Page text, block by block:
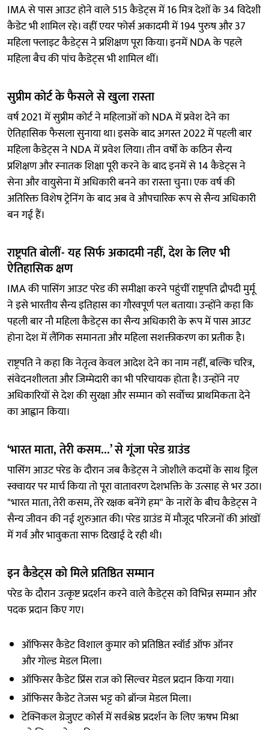
IMA से पास आउट होने वाले 515 कैडेट्स में 16 मित्र देशों के 34 विदेशी
कैडेट भी शामिल रहे। वहीं एयर फोर्स अकादमी में 194 पुरुष और 37
महिला फ्लाइट कैडेट्स ने प्रशिक्षण पूरा किया। इनमें NDA के पहले
महिला बैच की पांच कैडेट्स भी शामिल थीं।
सुप्रीम कोर्ट के फैसले से खुला रास्ता
वर्ष 2021 में सुप्रीम कोर्ट ने महिलाओं को NDA में प्रवेश देने का
ऐतिहासिक फैसला सुनाया था। इसके बाद अगस्त 2022 में पहली बार
महिला कैडेट्स ने NDA में प्रवेश लिया। तीन वर्षों के कठिन सैन्य
प्रशिक्षण और स्नातक शिक्षा पूरी करने के बाद इनमें से 14 कैडेट्स ने
सेना और वायुसेना में अधिकारी बनने का रास्ता चुना। एक वर्ष की
अतिरिक्त विशेष ट्रेनिंग के बाद अब वे औपचारिक रूप से सैन्य अधिकारी
बन गई हैं।
राष्ट्रपति बोलीं- यह सिर्फ अकादमी नहीं, देश के लिए भी
ऐतिहासिक क्षण
IMA की पासिंग आउट परेड की समीक्षा करने पहुंचीं राष्ट्रपति द्रौपदी मुर्मू
ने इसे भारतीय सैन्य इतिहास का गौरवपूर्ण पल बताया। उन्होंने कहा कि
पहली बार नौ महिला कैडेट्स का सैन्य अधिकारी के रूप में पास आउट
होना देश में लैंगिक समानता और महिला सशक्तीकरण का प्रतीक है।
राष्ट्रपति ने कहा कि नेतृत्व केवल आदेश देने का नाम नहीं, बल्कि चरित्र,
संवेदनशीलता और जिम्मेदारी का भी परिचायक होता है। उन्होंने नए
अधिकारियों से देश की सुरक्षा और सम्मान को सर्वोच्च प्राथमिकता देने
का आह्वान किया।
‘भारत माता, तेरी कसम...’ से गूंजा परेड ग्राउंड
पासिंग आउट परेड के दौरान जब कैडेट्स ने जोशीले कदमों के साथ ड्रिल
स्क्वायर पर मार्च किया तो पूरा वातावरण देशभक्ति के उत्साह से भर उठा।
"भारत माता, तेरी कसम, तेरे रक्षक बनेंगे हम" के नारों के बीच कैडेट्स ने
सैन्य जीवन की नई शुरुआत की। परेड ग्राउंड में मौजूद परिजनों की आंखों
में गर्व और भावुकता साफ दिखाई दे रही थी।
इन कैडेट्स को मिले प्रतिष्ठित सम्मान
परेड के दौरान उत्कृष्ट प्रदर्शन करने वाले कैडेट्स को विभिन्न सम्मान और
पदक प्रदान किए गए।
ऑफिसर कैडेट विशाल कुमार को प्रतिष्ठित स्वॉर्ड ऑफ ऑनर
और गोल्ड मेडल मिला।
ऑफिसर कैडेट प्रिंस राज को सिल्वर मेडल प्रदान किया गया।
ऑफिसर कैडेट तेजस भट्ट को ब्रॉन्ज मेडल मिला।
टेक्निकल ग्रेजुएट कोर्स में सर्वश्रेष्ठ प्रदर्शन के लिए ऋषभ मिश्रा